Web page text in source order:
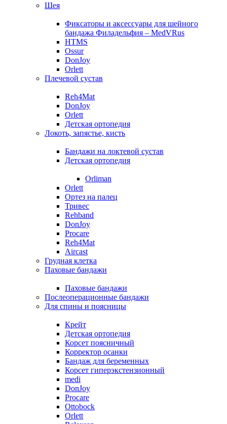
Шея
Фиксаторы и аксессуары для шейного
бандажа Филадельфия – MedVRus
HTMS
Ossur
DonJoy
Orlett
Плечевой сустав
Reh4Mat
DonJoy
Orlett
Детская ортопедия
Локоть, запястье, кисть
Бандажи на локтевой сустав
Детская ортопедия
Orliman
Orlett
Ортез на палец
Тривес
Rehband
DonJoy
Procare
Reh4Mat
Aircast
Грудная клетка
Паховые бандажи
Паховые бандажи
Послеоперационные бандажи
Для спины и поясницы
Крейт
Детская ортопедия
Корсет поясничный
Корректор осанки
Бандаж для беременных
Корсет гиперэкстензионный
medi
DonJoy
Procare
Ottobock
Orlett